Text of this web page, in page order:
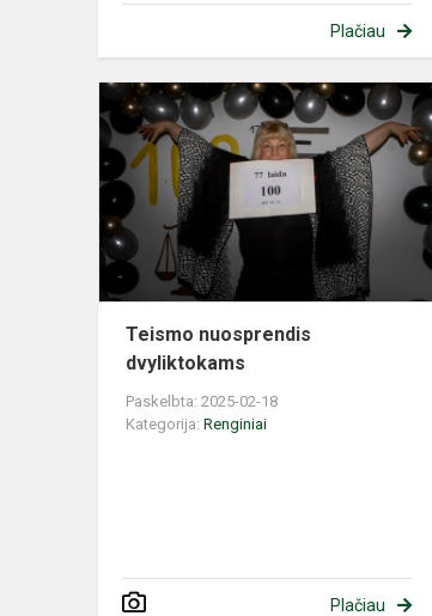
Plačiau
Teismo nuosprendis
dvyliktokams
Paskelbta: 2025-02-18
Kategorija: Renginiai
Plačiau